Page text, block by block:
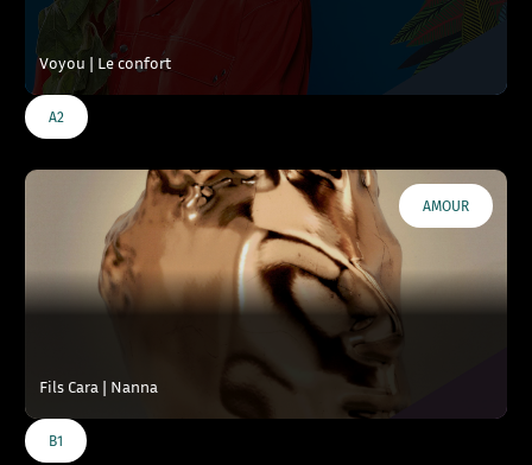
Voyou | Le confort
A2
AMOUR
Fils Cara | Nanna
B1